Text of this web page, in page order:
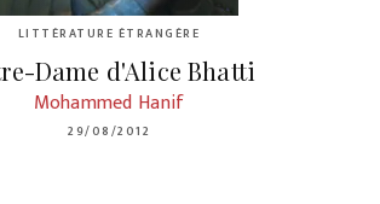
LITTÉRATURE ÉTRANGÈRE
Dame d'Alice Bhatti
Mohammed Hanif
29/08/2012